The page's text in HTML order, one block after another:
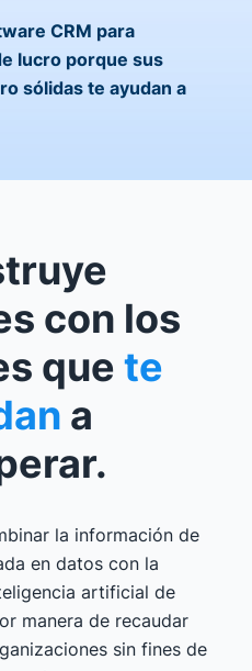
CRM para
lucro porque sus
sólidas te ayudan a
con los
que te
a
la información de
en datos con la
artificial de
manera de recaudar
sin fines de